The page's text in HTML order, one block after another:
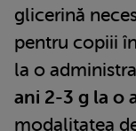
glicerină
pentru copiii
la o
ani 2-3 g la o
modalitatea